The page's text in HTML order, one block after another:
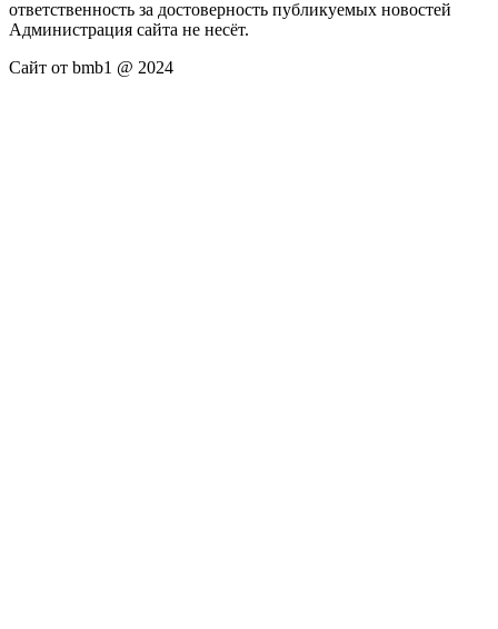
ответственность за достоверность публикуемых новостей
Администрация сайта не несёт.
Сайт от bmb1 @ 2024